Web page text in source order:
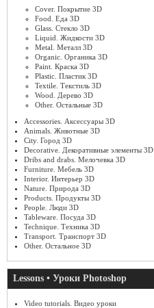
Cover. Покрытие 3D
Food. Еда 3D
Glass. Стекло 3D
Liquid. Жидкости 3D
Metal. Металл 3D
Organic. Органика 3D
Paint. Краска 3D
Plastic. Пластик 3D
Textile. Текстиль 3D
Wood. Дерево 3D
Other. Остальные 3D
Accessories. Аксессуары 3D
Animals. Животные 3D
City. Город 3D
Decorative. Декоративные элементы 3D
Dribs and drabs. Мелочевка 3D
Furniture. Мебель 3D
Interior. Интерьер 3D
Nature. Природа 3D
Products. Продукты 3D
People. Люди 3D
Tableware. Посуда 3D
Technique. Техника 3D
Transport. Транспорт 3D
Other. Остальное 3D
Lessons • Уроки Photoshop
Video tutorials. Видео уроки